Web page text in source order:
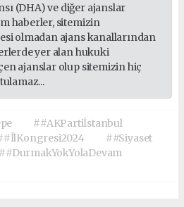
(DHA) ve diğer ajanslar
haberler, sitemizin
olmadan ajans kanallarından
yer alan hukuki
ajanslar olup sitemizin hiç
##AKPartiİstanbul
##Siyaset
##DurmakYokYolaDevam